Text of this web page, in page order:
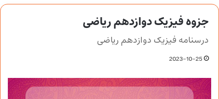
جزوه فیزیک دوازدهم ریاضی
درسنامه فیزیک دوازدهم ریاضی
2023-10-25